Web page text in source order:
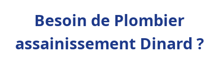
Besoin de Plombier
assainissement Dinard ?